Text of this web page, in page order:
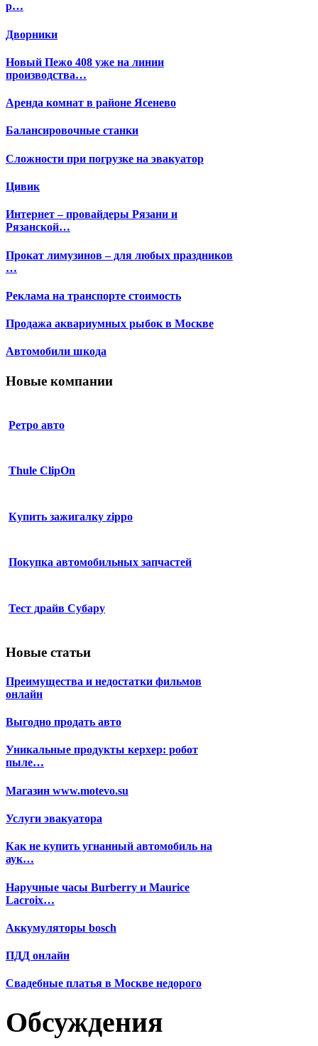
р…
Дворники
Новый Пежо 408 уже на линии
производства…
Аренда комнат в районе Ясенево
Балансировочные станки
Сложности при погрузке на эвакуатор
Цивик
Интернет – провайдеры Рязани и
Рязанской…
Прокат лимузинов – для любых праздников
…
Реклама на транспорте стоимость
Продажа аквариумных рыбок в Москве
Автомобили шкода
Новые компании
Ретро авто
Thule ClipOn
Купить зажигалку zippo
Покупка автомобильных запчастей
Тест драйв Субару
Новые статьи
Преимущества и недостатки фильмов
онлайн
Выгодно продать авто
Уникальные продукты керхер: робот
пыле…
Магазин www.motevo.su
Услуги эвакуатора
Как не купить угнанный автомобиль на
аук…
Наручные часы Burberry и Maurice
Lacroix…
Аккумуляторы bosch
ПДД онлайн
Свадебные платья в Москве недорого
Обсуждения